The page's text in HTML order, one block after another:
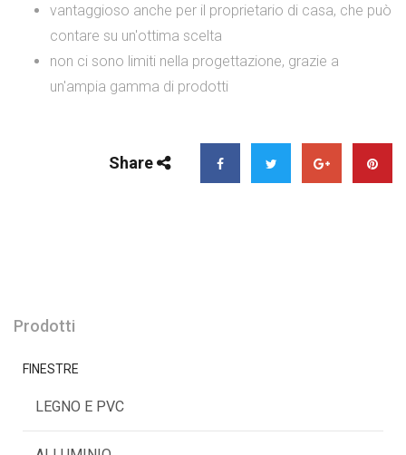
vantaggioso anche per il proprietario di casa, che può
contare su un'ottima scelta
non ci sono limiti nella progettazione, grazie a
un'ampia gamma di prodotti
Share
Prodotti
FINESTRE
LEGNO E PVC